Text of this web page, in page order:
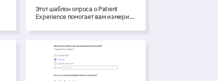
Этот шаблон опроса о Patient
Experience помогает вам измерить
восприятие ваших медицинских
сотрудников
Шаблон викторины общего знания